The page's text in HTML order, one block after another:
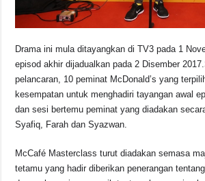
Drama ini mula ditayangkan di TV3 pada 1
episod akhir dijadualkan pada 2 Disember
pelancaran, 10 peminat McDonald’s yang
kesempatan untuk menghadiri tayangan awal
dan sesi bertemu peminat yang diadakan
Syafiq, Farah dan Syazwan.
McCafé Masterclass turut diadakan semasa
tetamu yang hadir diberikan penerangan